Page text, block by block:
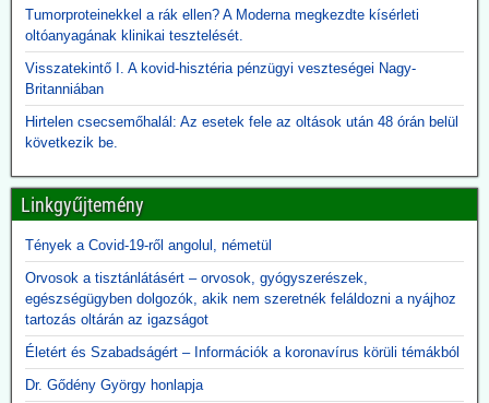
visszavonta a Gavi számára nyújtott, évi több száz millió dolláros
amerikai támogatást, hivatkozva a DTP-oltással összefüggésbe
hozható gyermekhalálesetekre.
Kennedy arra kérte a Gavi-t, hogy „állítsa vissza a közbizalmat, és
igazolja azt a 8 milliárd dollárt, amelyet Amerika 2001 óta nyújtott
finanszírozásként”.
Rubio külügyminiszter azonban most közölte, hogy - az afrikai
közbizalom Gavi általi visszaszerzéséről Rubio nem ejtett szót.
használhatatlan lélegeztetőgépek tárolása eddig
2,3 milliárdba került
A kormány felülvizsgálja a koronavírus idején beszerzett
lélegeztetőgépek ügyét. A járvány alatt közel 300 milliárd forint
értékben szerzett be gépeket az Orbán-kormány annak ellenére,
hogy a szakmai szervezetek világossá tették, hogy nincs elég
ember ennyi gép üzemeltetésére. A kormány felülvizsgálja az akkor
Tumorproteinekkel a rák ellen? A Moderna megkezdte kísérleti
oltóanyagának klinikai tesztelését.
Visszatekintő I. A kovid-hisztéria pénzügyi veszteségei Nagy-
Britanniában
Hirtelen csecsemőhalál: Az esetek fele az oltások után 48 órán belül
következik be.
Linkgyűjtemény
Tények a Covid-19-ről angolul, németül
Orvosok a tisztánlátásért – orvosok, gyógyszerészek,
egészségügyben dolgozók, akik nem szeretnék feláldozni a nyájhoz
tartozás oltárán az igazságot
Életért és Szabadságért – Információk a koronavírus körüli témákból
Dr. Gődény György honlapja